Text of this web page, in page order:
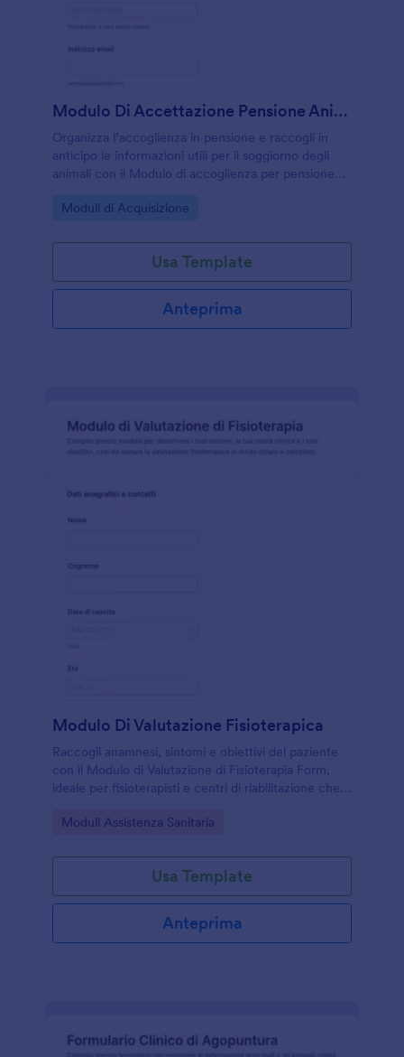
Modulo Di Accettazione Pensione Animali
Organizza l’accoglienza in pensione e raccogli in
anticipo le informazioni utili per il soggiorno degli
animali con il Modulo di accoglienza per pensione
di pet sitting e pensioni.
Go to Category:
Moduli di Acquisizione
Usa Template
Anteprima
Modulo Di Valutazione Fisioterapica
Raccogli anamnesi, sintomi e obiettivi del paziente
con il Modulo di Valutazione di Fisioterapia Form,
ideale per fisioterapisti e centri di riabilitazione che
delle risposte.
Go to Category:
Moduli Assistenza Sanitaria
Usa Template
Anteprima